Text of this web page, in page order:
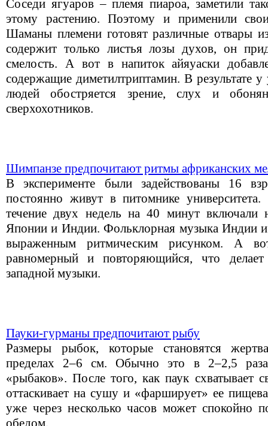
Соседи ягуаров – племя пиароа, заметили
этому растению. Поэтому и применили
Шаманы племени готовят различные отвары
содержит только листья лозы духов, он
смелость. А вот в напиток айяуаски
содержащие диметилтриптамин. В результате
людей обостряется зрение, слух и
сверхохотников.
Шимпанзе предпочитают ритмы африканских
В эксперименте были задействованы 16
постоянно живут в питомнике
течение двух недель на 40 минут включали
Японии и Индии. Фольклорная музыка Индии и
выраженным ритмическим рисунком. А
равномерный и повторяющийся, что
западной музыки.
Пауки-гурманы предпочитают рыбу
Размеры рыбок, которые становятся
пределах 2–6 см. Обычно это в 2–2,5
«рыбаков». После того, как паук схватывает
оттаскивает на сушу и «фарширует» ее
уже через несколько часов может спокойно
обедом.